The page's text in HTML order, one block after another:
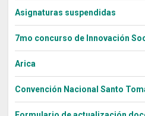
Asignaturas suspendidas
7mo concurso de Innovación
Arica
Convención Nacional Santo